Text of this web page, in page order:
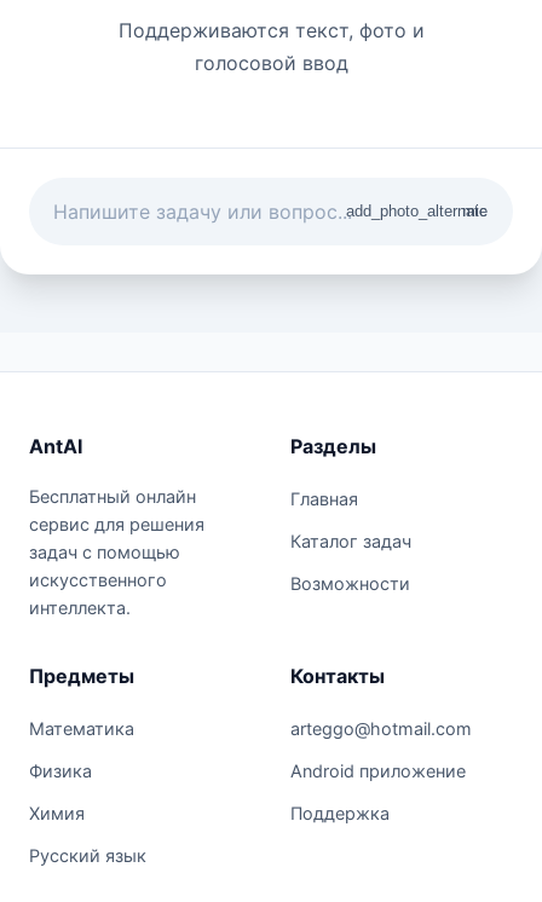
Поддерживаются текст, фото и
голосовой ввод
add_photo_alternate
mic
AntAI
Бесплатный онлайн
сервис для решения
задач с помощью
искусственного
интеллекта.
Разделы
Главная
Каталог задач
Возможности
Предметы
Математика
Физика
Химия
Русский язык
Контакты
arteggo@hotmail.com
Android приложение
Поддержка